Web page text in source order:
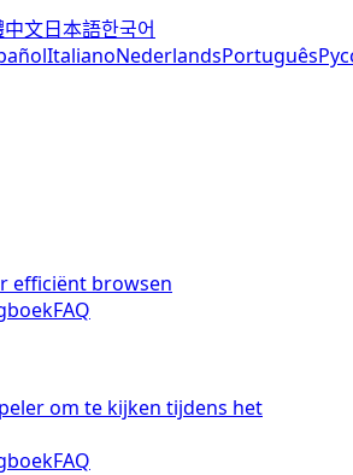
文日本語한국어
ItalianoNederlandsPortuguês
efficiënt browsen
FAQ
om te kijken tijdens het
FAQ